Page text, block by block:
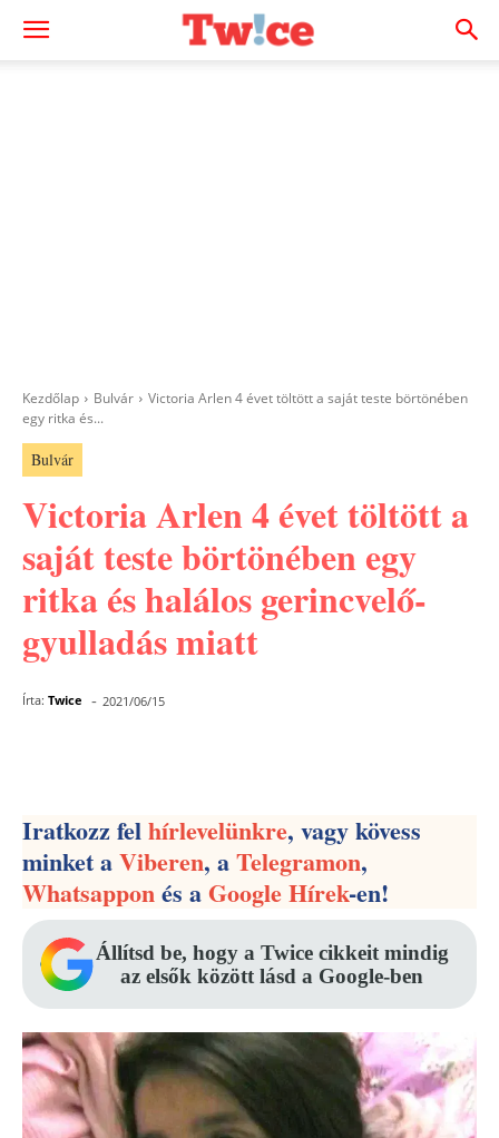
Kezdőlap Bulvár
Victoria Arlen 4 évet töltött a saját teste börtönében
egy ritka és...
Bulvár
Victoria Arlen 4 évet töltött a
saját teste börtönében egy
ritka és halálos gerincvelő-
gyulladás miatt
Írta: Twice - 2021/06/15
Iratkozz felhírlevelünkre, vagy kövess
minket aViberen, aTelegramon,
Whatsapponés aGoogle Hírek-en!
Állítsd be, hogy a Twice cikkeit mindig
az elsők között lásd a Google-ben